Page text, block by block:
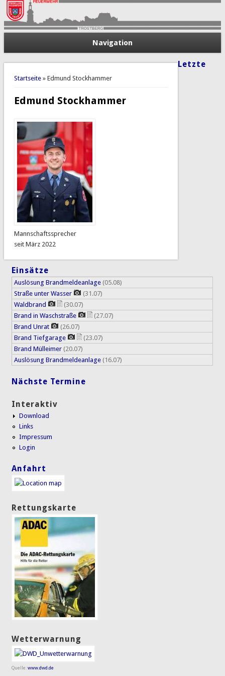
Navigation
Sie sind hier
Startseite» Edmund Stockhammer
Edmund Stockhammer
Mannschaftssprecher
seit März 2022
Letzte
Einsätze
Auslösung Brandmeldeanlage (05.08)
Straße unter Wasser
(31.07)
Waldbrand
(30.07)
Brand in Waschstraße
(27.07)
Brand Unrat
(26.07)
Brand Tiefgarage
(23.07)
Brand Mülleimer (20.07)
Auslösung Brandmeldeanlage (16.07)
Nächste Termine
Interaktiv
Download
Links
Impressum
Login
Anfahrt
Rettungskarte
Wetterwarnung
Quelle:www.dwd.de